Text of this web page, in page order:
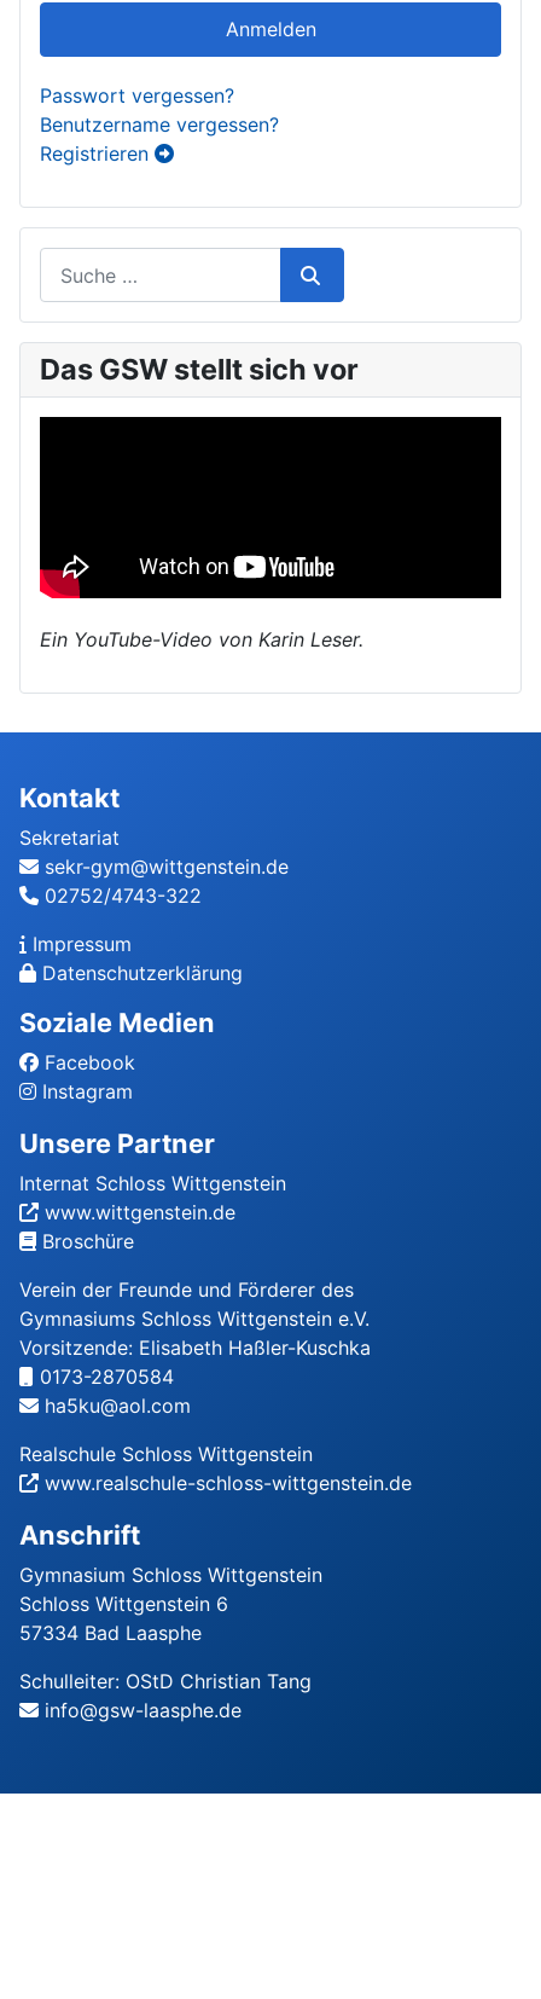
Anmelden
Passwort vergessen?
Benutzername vergessen?
Registrieren
Das GSW stellt sich vor
Ein YouTube-Video von Karin Leser.
Kontakt
Sekretariat
sekr-gym@wittgenstein.de
02752/4743-322
Impressum
Datenschutzerklärung
Soziale Medien
Facebook
Instagram
Unsere Partner
Internat Schloss Wittgenstein
www.wittgenstein.de
Broschüre
Verein der Freunde und Förderer des
Gymnasiums Schloss Wittgenstein e.V.
Vorsitzende: Elisabeth Haßler-Kuschka
0173-2870584
ha5ku@aol.com
Realschule Schloss Wittgenstein
www.realschule-schloss-wittgenstein.de
Anschrift
Gymnasium Schloss Wittgenstein
Schloss Wittgenstein 6
57334 Bad Laasphe
Schulleiter: OStD Christian Tang
info@gsw-laasphe.de